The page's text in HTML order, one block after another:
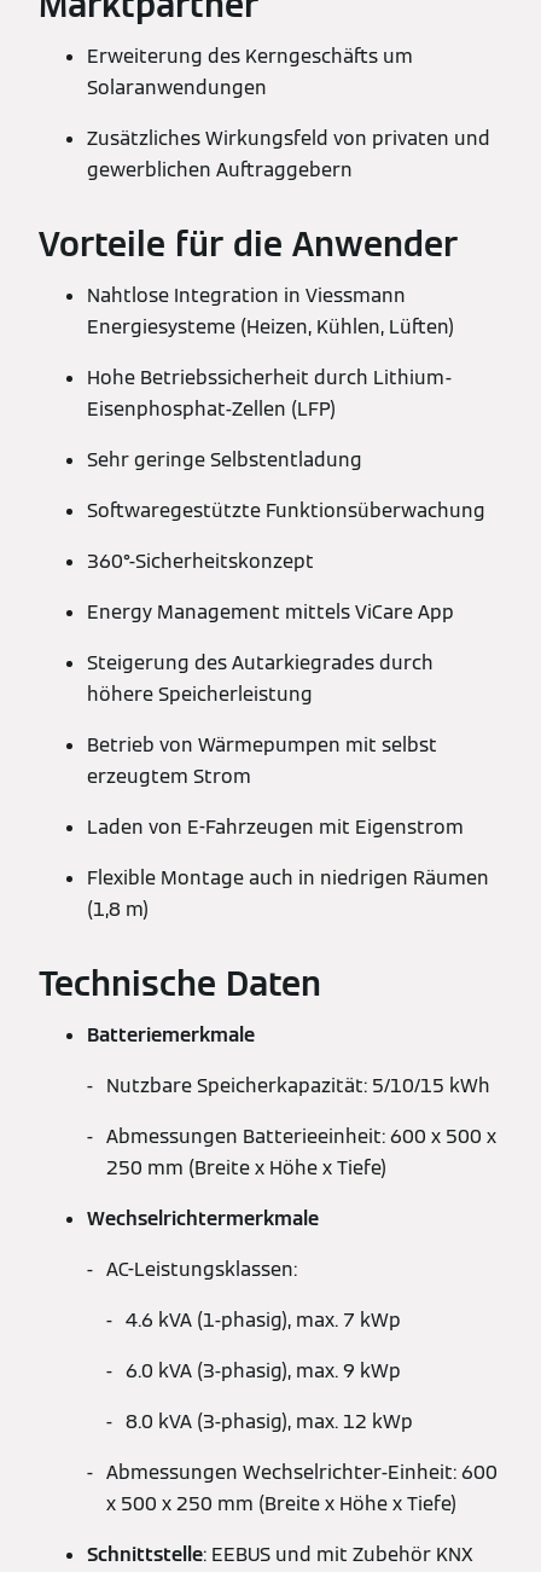
Erweiterung des Kerngeschäfts um
Solaranwendungen
Zusätzliches Wirkungsfeld von privaten und
gewerblichen Auftraggebern
Vorteile für die Anwender
Nahtlose Integration in Viessmann
Energiesysteme (Heizen, Kühlen, Lüften)
Hohe Betriebssicherheit durch Lithium-
Eisenphosphat-Zellen (LFP)
Sehr geringe Selbstentladung
Softwaregestützte Funktionsüberwachung
360°-Sicherheitskonzept
Energy Management mittels ViCare App
Steigerung des Autarkiegrades durch
höhere Speicherleistung
Betrieb von Wärmepumpen mit selbst
erzeugtem Strom
Laden von E-Fahrzeugen mit Eigenstrom
Flexible Montage auch in niedrigen Räumen
(1,8 m)
Technische Daten
Batteriemerkmale
Nutzbare Speicherkapazität: 5/10/15 kWh
Abmessungen Batterieeinheit: 600 x 500 x
250 mm (Breite x Höhe x Tiefe)
Wechselrichtermerkmale
AC-Leistungsklassen:
4.6 kVA (1-phasig), max. 7 kWp
6.0 kVA (3-phasig), max. 9 kWp
8.0 kVA (3-phasig), max. 12 kWp
Abmessungen Wechselrichter-Einheit: 600
x 500 x 250 mm (Breite x Höhe x Tiefe)
Schnittstelle: EEBUS und mit Zubehör KNX